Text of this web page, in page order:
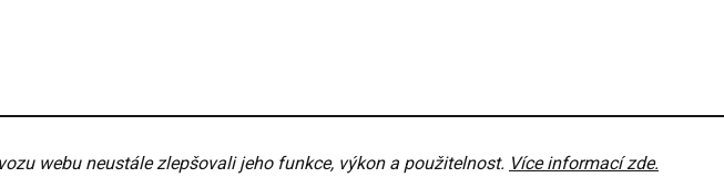
webu neustále zlepšovali jeho funkce, výkon a použitelnost. Více informací zde.